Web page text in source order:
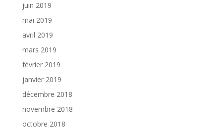
juin 2019
mai 2019
avril 2019
mars 2019
février 2019
janvier 2019
décembre 2018
novembre 2018
octobre 2018